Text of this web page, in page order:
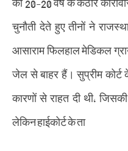
चुनौती देते हुए तीनों ने
आसाराम फिलहाल मेडिकल
जेल से बाहर हैं। सुप्रीम कोर्ट
कारणों से राहत दी थी,
लेकिन हाईकोर्ट के ता